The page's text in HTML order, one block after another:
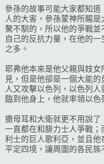
參孫的故事可能大家都知道
人的大害，參孫蒙神所賜
驁不馴的，所以他的爭戰
自己的反抗力量，在他的
之多。
耶弗他本來是他父親與妓
見，但是他卻是一個大能
人又攻擊以色列，以色列
臨到他身上，他就率領以色
撒母耳和大衛就更不用說了
一直都在和腓力士人爭戰
利士的巨人歌利亞，並且
平定四境，讓周圍的各民族